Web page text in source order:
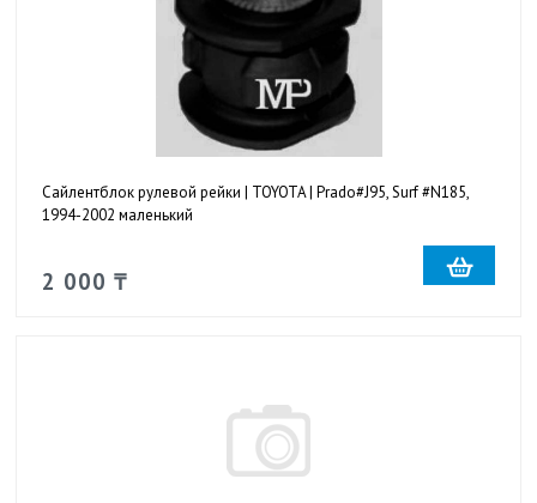
Сайлентблок рулевой рейки | TOYOTA | Prado#J95, Surf #N185,
1994-2002 маленький
2 000 ₸